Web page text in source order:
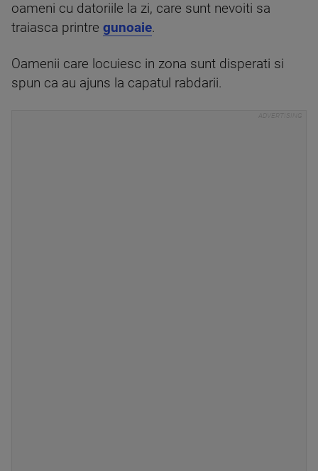
oameni cu datoriile la zi, care sunt nevoiti sa
traiasca printre gunoaie.
Oamenii care locuiesc in zona sunt disperati si
spun ca au ajuns la capatul rabdarii.